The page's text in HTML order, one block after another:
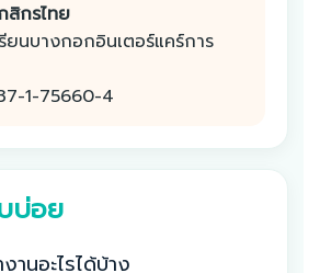
สิกรไทย
ยนบางกอกอินเตอร์แคร์การ
1-75660-4
บ่อย
านอะไรได้บ้าง